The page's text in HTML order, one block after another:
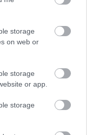
storage
on web or
storage
or app.
storage
Lovranban,
a
házias